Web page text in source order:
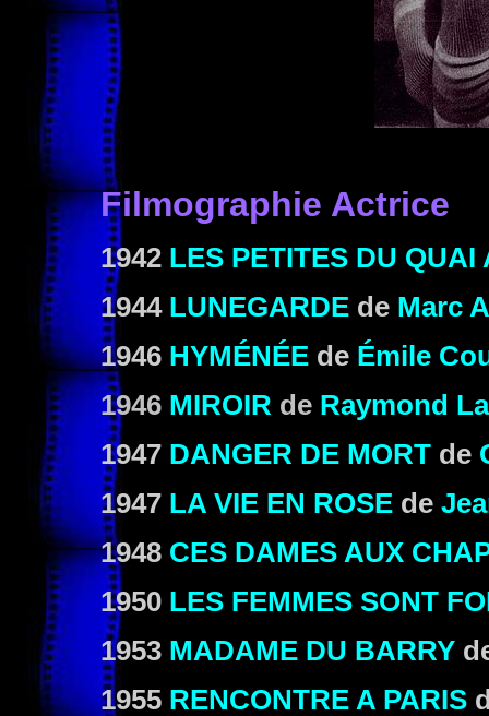
Filmographie Actrice
1942 LES PETITES DU QUAI
1944 LUNEGARDE de Marc
1946 HYMÉNÉE de Émile
1946 MIROIR de Raymond
1947 DANGER DE MORT de
1947 LA VIE EN ROSE de
1948 CES DAMES AUX
1950 LES FEMMES SONT
1953 MADAME DU BARRY
1955 RENCONTRE A PARIS